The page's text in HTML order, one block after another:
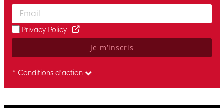
Enter your email and accept the privacy policy to subscribe to
Privacy Policy
Je m’inscris
* Conditions d'action